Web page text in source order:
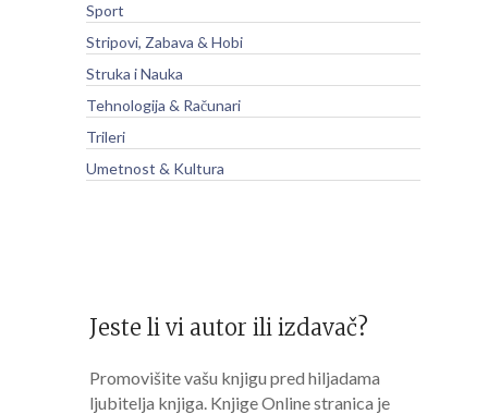
Sport
Stripovi, Zabava & Hobi
Struka i Nauka
Tehnologija & Računari
Trileri
Umetnost & Kultura
Jeste li vi autor ili izdavač?
Promovišite vašu knjigu pred hiljadama
ljubitelja knjiga. Knjige Online stranica je